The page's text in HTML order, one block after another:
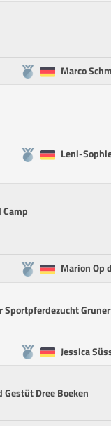
Marco
Leni-
Marion Op
Sportpferdezucht
Jessica
Gestüt Dree Boeken